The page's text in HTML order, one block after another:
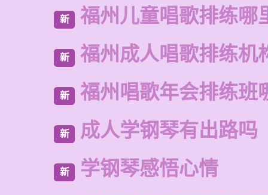
新 福州儿童唱歌排练哪
新 福州成人唱歌排练机
新 福州唱歌年会排练班
新 成人学钢琴有出路吗
新 学钢琴感悟心情